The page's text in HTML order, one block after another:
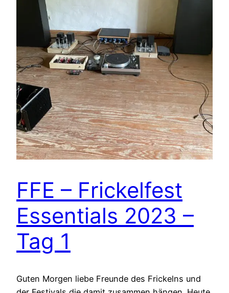
FFE – Frickelfest
Essentials 2023 –
Tag 1
Guten Morgen liebe Freunde des Frickelns und